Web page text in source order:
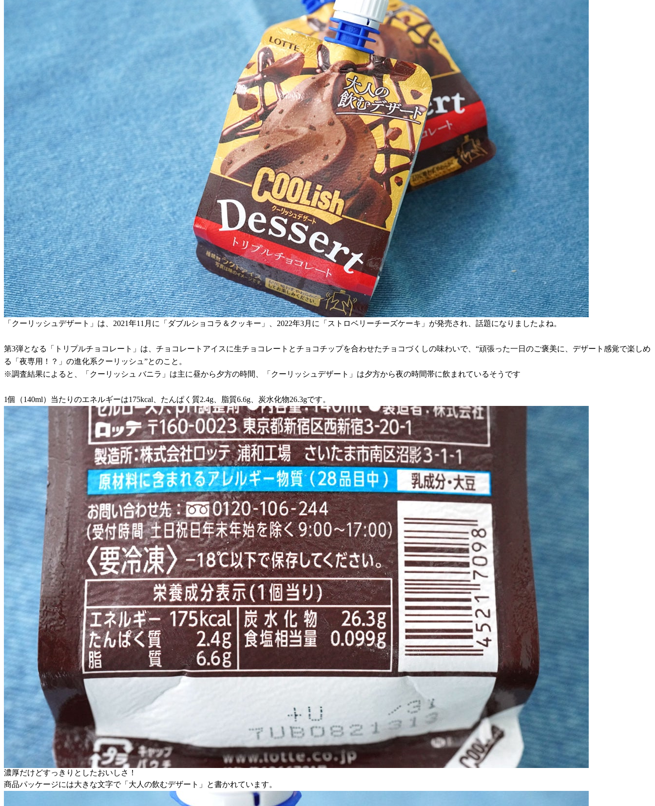
「クーリッシュデザート」は、2021年11月に「ダブルショコラ＆クッキー」、2022年3月に「ストロベリーチーズケーキ」が発売され、話題になりましたよね。
第3弾となる「トリプルチョコレート」は、チョコレートアイスに生チョコレートとチョコチップを合わせたチョコづくしの味わいで、“頑張った一日のご褒美に、デザート感覚で楽しめ
る「夜専用！？」の進化系クーリッシュ”とのこと。
※調査結果によると、「クーリッシュ バニラ」は主に昼から夕方の時間、「クーリッシュデザート」は夕方から夜の時間帯に飲まれているそうです
1個（140ml）当たりのエネルギーは175kcal、たんぱく質2.4g、脂質6.6g、炭水化物26.3gです。
濃厚だけどすっきりとしたおいしさ！
商品パッケージには大きな文字で「大人の飲むデザート」と書かれています。